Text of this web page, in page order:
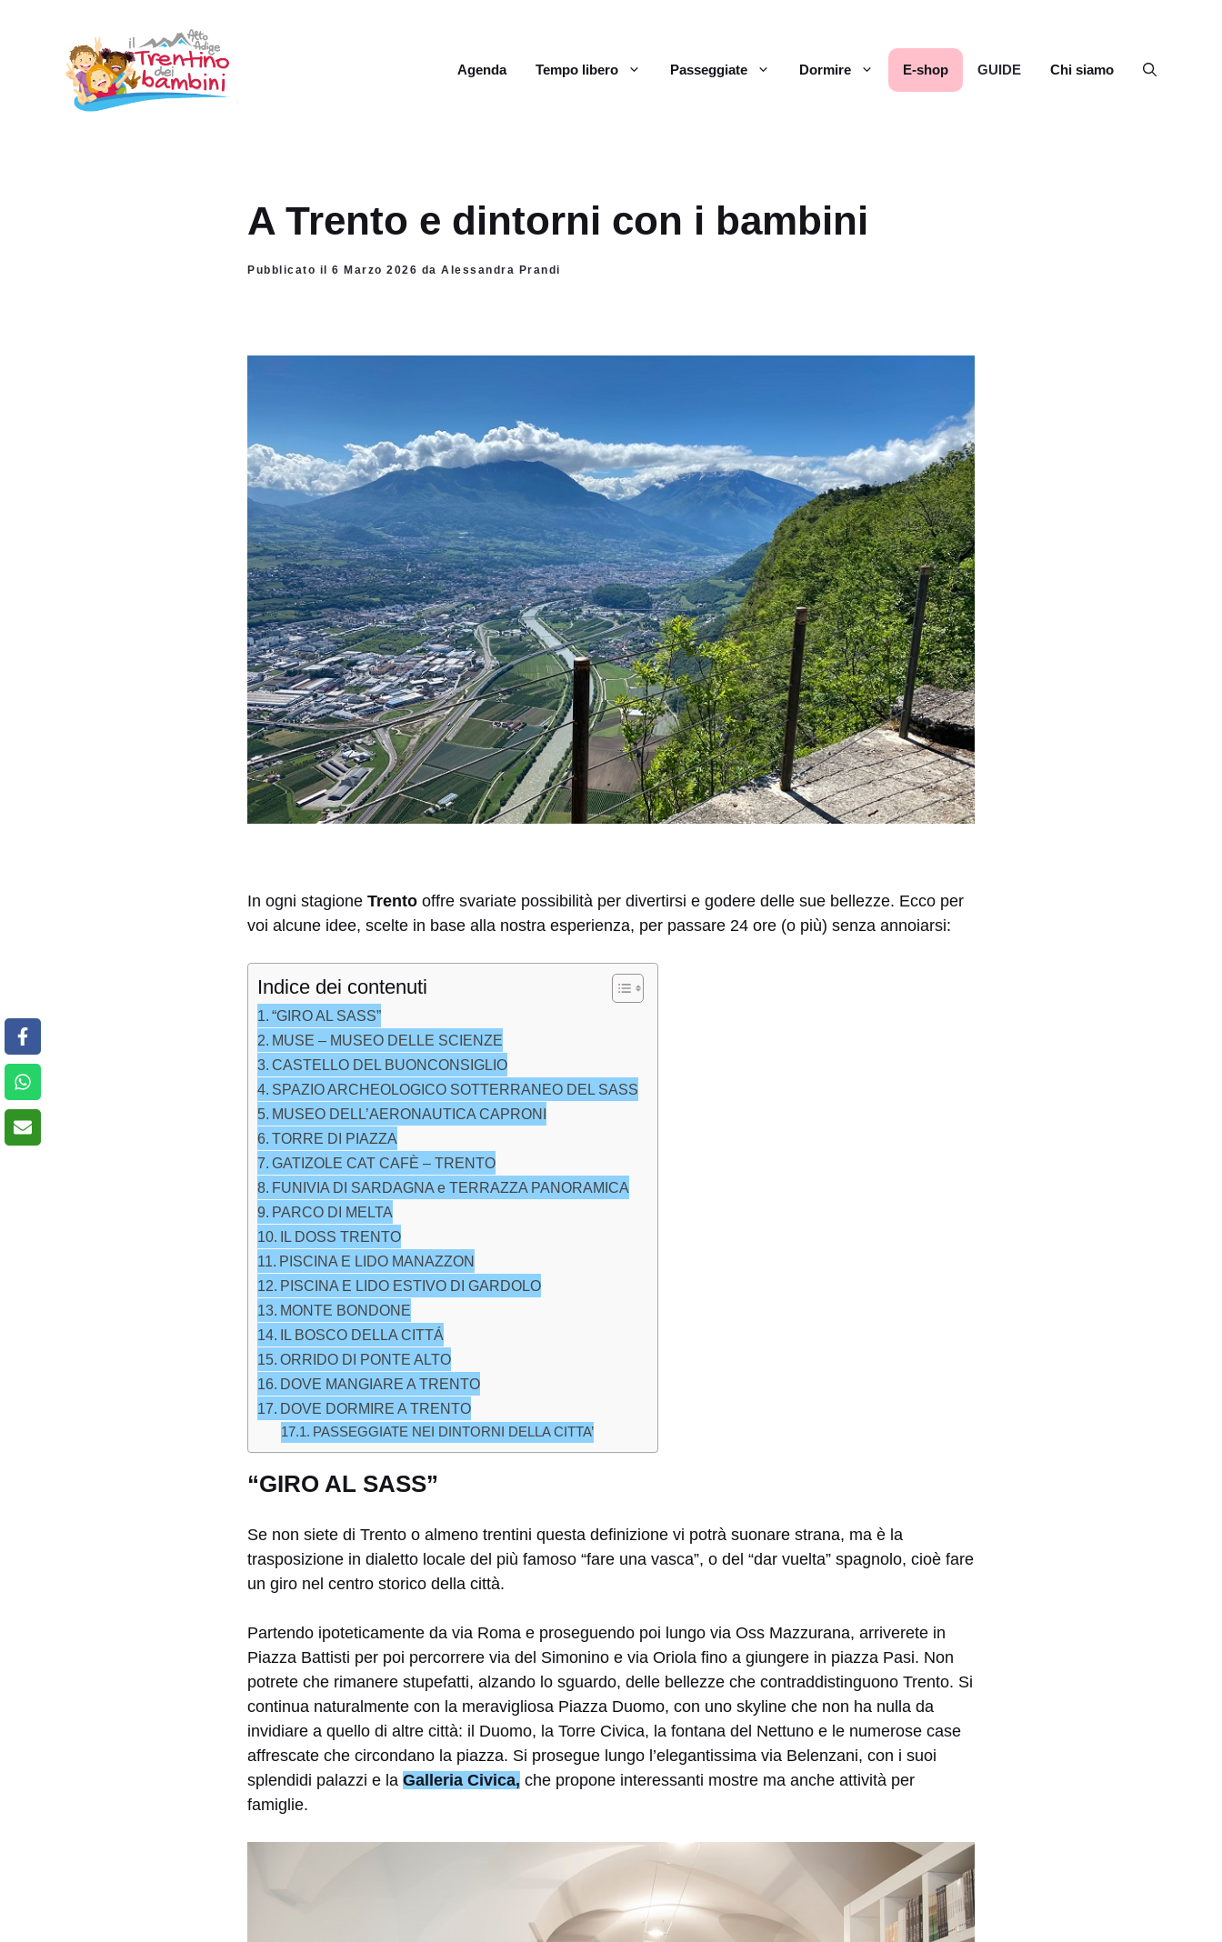
contenuto
Agenda Tempo libero Passeggiate Dormire E-shop GUIDE Chi siamo
A Trento e dintorni con i bambini
Pubblicato il 6 Marzo 2026 da Alessandra Prandi
In ogni stagione Trento offre svariate possibilità per divertirsi e godere delle sue bellezze. Ecco per
voi alcune idee, scelte in base alla nostra esperienza, per passare 24 ore (o più) senza annoiarsi:
Indice dei contenuti
“GIRO AL SASS”
MUSE – MUSEO DELLE SCIENZE
CASTELLO DEL BUONCONSIGLIO
SPAZIO ARCHEOLOGICO SOTTERRANEO DEL SASS
MUSEO DELL’AERONAUTICA CAPRONI
TORRE DI PIAZZA
GATIZOLE CAT CAFÈ – TRENTO
FUNIVIA DI SARDAGNA e TERRAZZA PANORAMICA
PARCO DI MELTA
IL DOSS TRENTO
PISCINA E LIDO MANAZZON
PISCINA E LIDO ESTIVO DI GARDOLO
MONTE BONDONE
IL BOSCO DELLA CITTÁ
ORRIDO DI PONTE ALTO
DOVE MANGIARE A TRENTO
DOVE DORMIRE A TRENTO
PASSEGGIATE NEI DINTORNI DELLA CITTA’
“GIRO AL SASS”
Se non siete di Trento o almeno trentini questa definizione vi potrà suonare strana, ma è la
trasposizione in dialetto locale del più famoso “fare una vasca”, o del “dar vuelta” spagnolo, cioè fare
un giro nel centro storico della città.
Partendo ipoteticamente da via Roma e proseguendo poi lungo via Oss Mazzurana, arriverete in
Piazza Battisti per poi percorrere via del Simonino e via Oriola fino a giungere in piazza Pasi. Non
potrete che rimanere stupefatti, alzando lo sguardo, delle bellezze che contraddistinguono Trento. Si
continua naturalmente con la meravigliosa Piazza Duomo, con uno skyline che non ha nulla da
invidiare a quello di altre città: il Duomo, la Torre Civica, la fontana del Nettuno e le numerose case
affrescate che circondano la piazza. Si prosegue lungo l’elegantissima via Belenzani, con i suoi
splendidi palazzi e la Galleria Civica, che propone interessanti mostre ma anche attività per
famiglie.